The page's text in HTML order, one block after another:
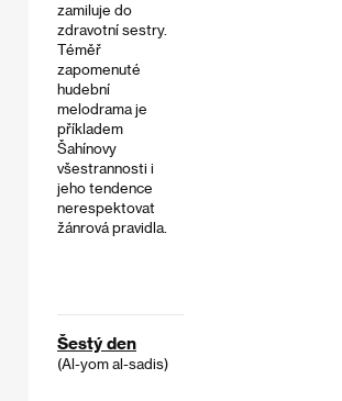
zamiluje do
zdravotní sestry.
Téměř
zapomenuté
hudební
melodrama je
příkladem
Šahínovy
všestrannosti i
jeho tendence
nerespektovat
žánrová pravidla.
Šestý den
(Al-yom al-sadis)